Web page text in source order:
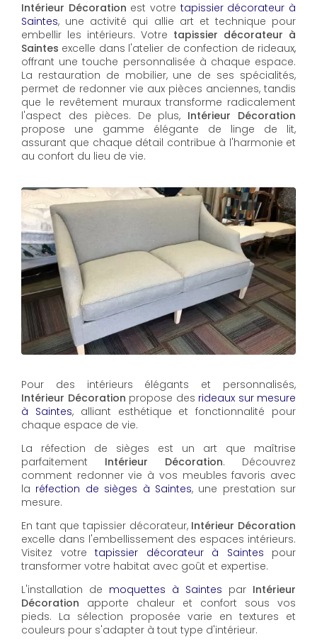
Intérieur Décoration est votre tapissier décorateur à
Saintes, une activité qui allie art et technique pour
embellir les intérieurs. Votre tapissier décorateur à
Saintes excelle dans l'atelier de confection de rideaux,
offrant une touche personnalisée à chaque espace.
La restauration de mobilier, une de ses spécialités,
permet de redonner vie aux pièces anciennes, tandis
que le revêtement muraux transforme radicalement
l'aspect des pièces. De plus, Intérieur Décoration
propose une gamme élégante de linge de lit,
assurant que chaque détail contribue à l'harmonie et
au confort du lieu de vie.
Pour des intérieurs élégants et personnalisés,
Intérieur Décoration propose des rideaux sur mesure
à Saintes, alliant esthétique et fonctionnalité pour
chaque espace de vie.
La réfection de sièges est un art que maîtrise
parfaitement Intérieur Décoration. Découvrez
comment redonner vie à vos meubles favoris avec
la réfection de sièges à Saintes, une prestation sur
mesure.
En tant que tapissier décorateur, Intérieur Décoration
excelle dans l'embellissement des espaces intérieurs.
Visitez votre tapissier décorateur à Saintes pour
transformer votre habitat avec goût et expertise.
L'installation de moquettes à Saintes par Intérieur
Décoration apporte chaleur et confort sous vos
pieds. La sélection proposée varie en textures et
couleurs pour s'adapter à tout type d'intérieur.